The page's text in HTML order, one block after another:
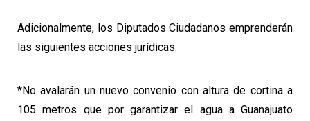
Adicionalmente, los Diputados Ciudadanos emprenderán
las siguientes acciones jurídicas:
*No avalarán un nuevo convenio con altura de cortina a
105 metros que por garantizar el agua a Guanajuato